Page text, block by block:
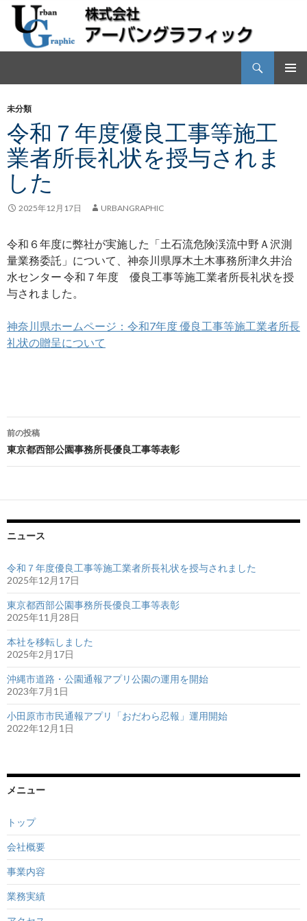
テ
ン
ツ
へ
ス
キ
プ
未分類
令和７年度優良工事等施工
業者所長礼状を授与されま
した
2025年12月17日 URBANGRAPHIC
令和６年度に弊社が実施した「土石流危険渓流中野Ａ沢測
量業務委託」について、神奈川県厚木土木事務所津久井治
水センター 令和７年度 優良工事等施工業者所長礼状を授
与されました。
神奈川県ホームページ：令和7年度 優良工事等施工業者所長
礼状の贈呈について
投
ナ
ビ
ー
シ
ョ
ン
前の投稿
東京都西部公園事務所長優良工事等表彰
ニュース
令和７年度優良工事等施工業者所長礼状を授与されました
2025年12月17日
東京都西部公園事務所長優良工事等表彰
2025年11月28日
本社を移転しました
2025年2月17日
沖縄市道路・公園通報アプリ公園の運用を開始
2023年7月1日
小田原市市民通報アプリ「おだわら忍報」運用開始
2022年12月1日
メニュー
トップ
会社概要
事業内容
業務実績